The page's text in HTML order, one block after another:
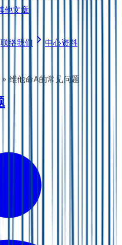
他文章
联络我们
中心资料
» 维他命A的常见问题